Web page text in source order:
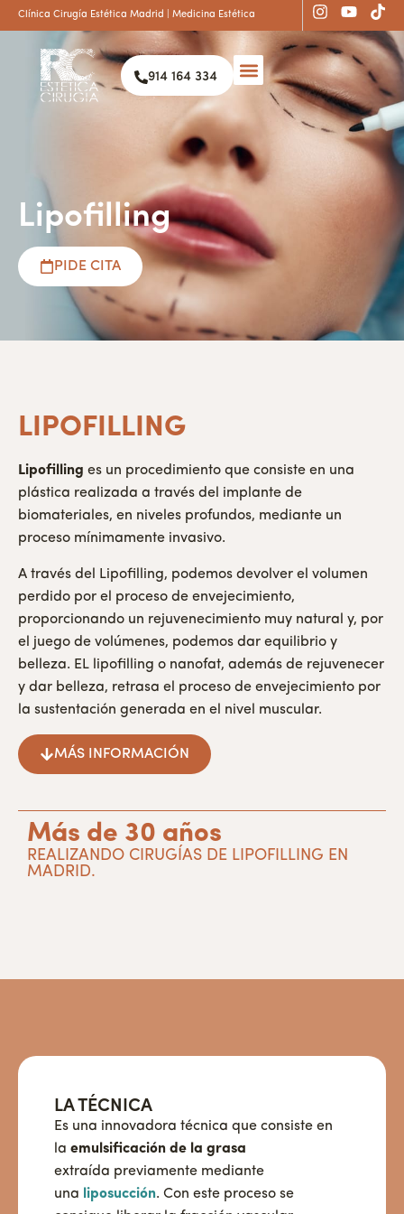
Clínica Cirugía Estética Madrid | Medicina Estética
914 164 334
Lipofilling
PIDE CITA
LIPOFILLING
Lipofilling es un procedimiento que consiste en una
plástica realizada a través del implante de
biomateriales, en niveles profundos, mediante un
proceso mínimamente invasivo.
A través del Lipofilling, podemos devolver el volumen
perdido por el proceso de envejecimiento,
proporcionando un rejuvenecimiento muy natural y, por
el juego de volúmenes, podemos dar equilibrio y
belleza. EL lipofilling o nanofat, además de rejuvenecer
y dar belleza, retrasa el proceso de envejecimiento por
la sustentación generada en el nivel muscular.
MÁS INFORMACIÓN
Más de 30 años
REALIZANDO CIRUGÍAS DE LIPOFILLING EN
MADRID.
LA TÉCNICA
Es una innovadora técnica que consiste en
la emulsificación de la grasa
extraída previamente mediante
una
liposucción. Con este proceso se